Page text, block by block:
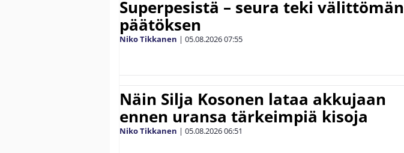
Superpesistä – seura teki välittömän
päätöksen
Niko Tikkanen | 05.08.202607:55
Näin Silja Kosonen lataa akkujaan
ennen uransa tärkeimpiä kisoja
Niko Tikkanen | 05.08.202606:51